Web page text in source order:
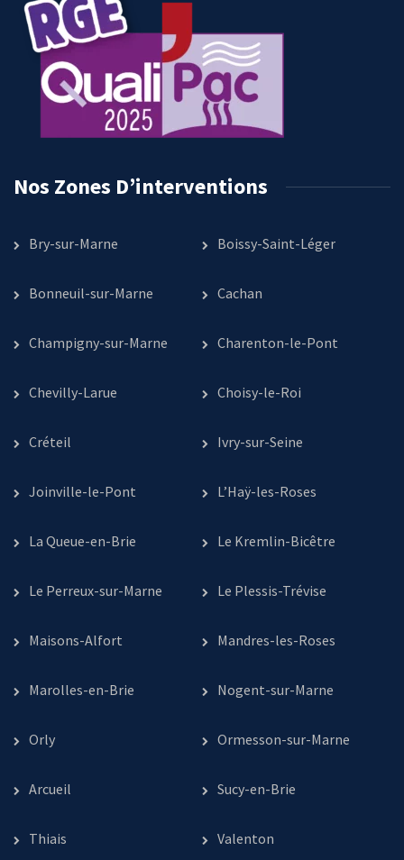
Nos Zones D’interventions
Bry-sur-Marne Boissy-Saint-Léger
Bonneuil-sur-Marne Cachan
Champigny-sur-Marne Charenton-le-Pont
Chevilly-Larue Choisy-le-Roi
Créteil Ivry-sur-Seine
Joinville-le-Pont L’Haÿ-les-Roses
La Queue-en-Brie Le Kremlin-Bicêtre
Le Perreux-sur-Marne Le Plessis-Trévise
Maisons-Alfort Mandres-les-Roses
Marolles-en-Brie Nogent-sur-Marne
Orly Ormesson-sur-Marne
Arcueil Sucy-en-Brie
Thiais Valenton